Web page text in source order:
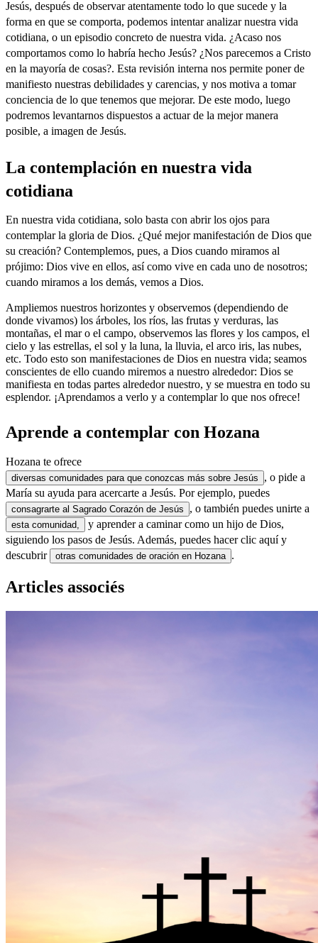
Jesús, después de observar atentamente todo lo que sucede y la
forma en que se comporta, podemos intentar analizar nuestra vida
cotidiana, o un episodio concreto de nuestra vida. ¿Acaso nos
comportamos como lo habría hecho Jesús? ¿Nos parecemos a Cristo
en la mayoría de cosas?. Esta revisión interna nos permite poner de
manifiesto nuestras debilidades y carencias, y nos motiva a tomar
conciencia de lo que tenemos que mejorar. De este modo, luego
podremos levantarnos dispuestos a actuar de la mejor manera
posible, a imagen de Jesús.
La contemplación en nuestra vida
cotidiana
En nuestra vida cotidiana, solo basta con abrir los ojos para
contemplar la gloria de Dios. ¿Qué mejor manifestación de Dios que
su creación? Contemplemos, pues, a Dios cuando miramos al
prójimo: Dios vive en ellos, así como vive en cada uno de nosotros;
cuando miramos a los demás, vemos a Dios.
Ampliemos nuestros horizontes y observemos (dependiendo de
donde vivamos) los árboles, los ríos, las frutas y verduras, las
montañas, el mar o el campo, observemos las flores y los campos, el
cielo y las estrellas, el sol y la luna, la lluvia, el arco iris, las nubes,
etc. Todo esto son manifestaciones de Dios en nuestra vida; seamos
conscientes de ello cuando miremos a nuestro alrededor: Dios se
manifiesta en todas partes alrededor nuestro, y se muestra en todo su
esplendor. ¡Aprendamos a verlo y a contemplar lo que nos ofrece!
Aprende a contemplar con Hozana
Hozana te ofrece
diversas comunidades para que conozcas más sobre Jesús
, o pide a
María su ayuda para acercarte a Jesús. Por ejemplo, puedes
consagrarte al Sagrado Corazón de Jesús , o también puedes unirte a
esta comunidad,
y aprender a caminar como un hijo de Dios,
siguiendo los pasos de Jesús. Además, puedes hacer clic aquí y
descubrir
otras comunidades de oración en Hozana .
Articles associés